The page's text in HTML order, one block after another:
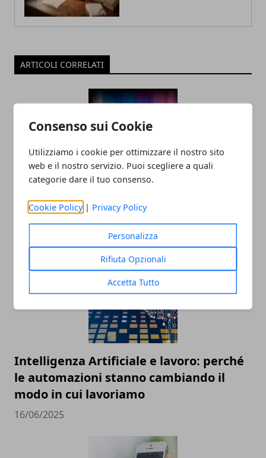
Consenso sui Cookie
Utilizziamo i cookie per ottimizzare il nostro sito
web e il nostro servizio. Puoi scegliere a quali
categorie dare il tuo consenso.
Cookie Policy | Privacy Policy
Personalizza
Rifiuta Opzionali
Accetta Tutto
ARTICOLI CORRELATI
rapporto in crescita
Intelligenza Artificiale e lavoro: perché
le automazioni stanno cambiando il
modo in cui lavoriamo
16/06/2025